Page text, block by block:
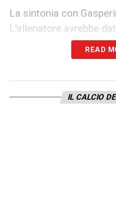
La sintonia con
L’allenatore avrebbe
all’operazione,
prezioso per gestire lo
ruolo da Direttore
, una cosa è
READ
IL CALCIO